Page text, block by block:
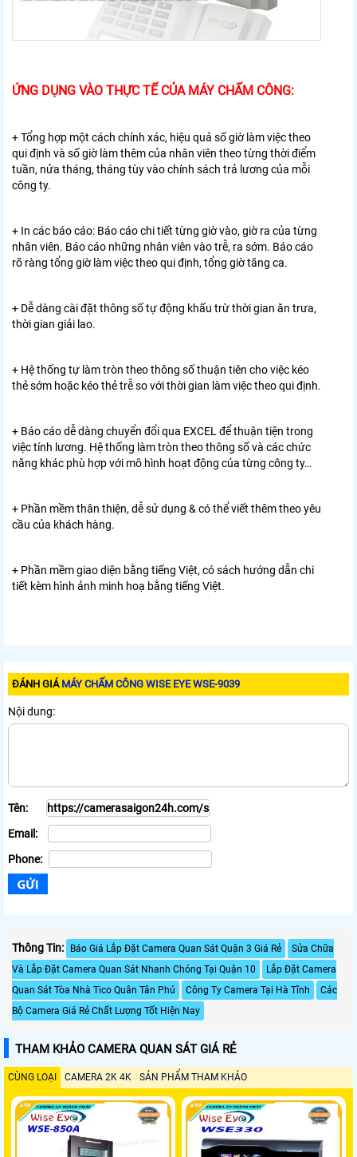
ỨNG DỤNG VÀO THỰC TẾ CỦA MÁY CHẤM CÔNG:
+ Tổng hợp một cách chính xác, hiệu quả số giờ làm việc theo
qui định và số giờ làm thêm của nhân viên theo từng thời điểm
tuần, nửa tháng, tháng tùy vào chính sách trả lương của mỗi
công ty.
+ In các báo cáo: Báo cáo chi tiết từng giờ vào, giờ ra của từng
nhân viên. Báo cáo những nhân viên vào trễ, ra sớm. Báo cáo
rõ ràng tổng giờ làm việc theo qui định, tổng giờ tăng ca.
+ Dễ dàng cài đặt thông số tự động khấu trừ thời gian ăn trưa,
thời gian giải lao.
+ Hệ thống tự làm tròn theo thông số thuận tiên cho việc kéo
thẻ sớm hoặc kéo thẻ trễ so với thời gian làm việc theo qui định.
+ Báo cáo dễ dàng chuyển đổi qua EXCEL để thuận tiện trong
việc tính lương. Hệ thống làm tròn theo thông số và các chức
năng khác phù hợp với mô hình hoạt động của từng công ty…
+ Phần mềm thân thiện, dễ sử dụng & có thể viết thêm theo yêu
cầu của khách hàng.
+ Phần mềm giao diện bằng tiếng Việt, có sách hướng dẫn chi
tiết kèm hình ảnh minh hoạ bằng tiếng Việt.
ĐÁNH GIÁ MÁY CHẤM CÔNG WISE EYE WSE-9039
Nội dung:
Tên:
Email:
Phone:
Thông Tin: Báo Giá Lắp Đặt Camera Quan Sát Quận 3 Giá Rẻ
Sửa Chữa
Và Lắp Đặt Camera Quan Sát Nhanh Chóng Tại Quận 10
Lắp Đặt Camera
Quan Sát Tòa Nhà Tico Quân Tân Phú
Công Ty Camera Tại Hà Tĩnh
Các
Bộ Camera Giá Rẻ Chất Lượng Tốt Hiện Nay
THAM KHẢO CAMERA QUAN SÁT GIÁ RẺ
CÙNG LOẠI CAMERA 2K 4K SẢN PHẨM THAM KHẢO